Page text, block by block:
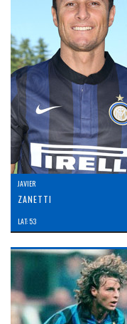
JAVIER
ZANETTI
LAT: 53